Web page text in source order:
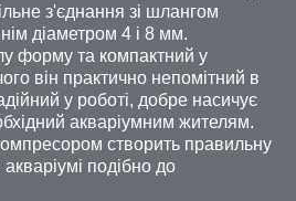
з'єднання зі шлангом
діаметром 4 і 8 мм.
форму та компактний у
він практично непомітний в
у роботі, добре насичує
акваріумним жителям.
створить правильну
подібно до